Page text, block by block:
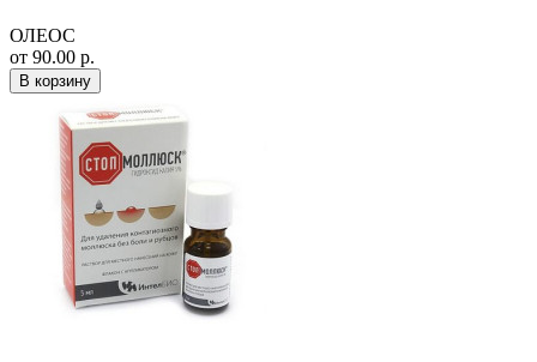
ОЛЕОС
от 90.00 р.
В корзину